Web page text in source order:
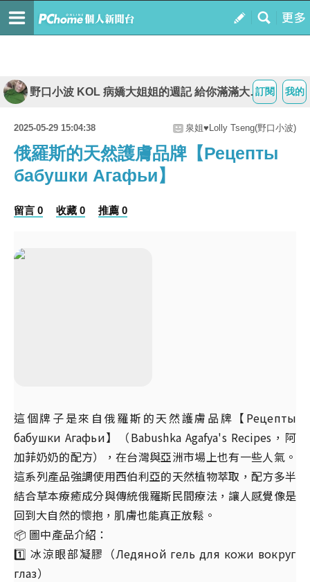
我的
訂閱
野口小波 KOL 病嬌大姐姐的週記 給你滿滿大平台
2025-05-29 15:04:38 泉姐♥Lolly Tseng(野口小波)
俄羅斯的天然護膚品牌【Рецепты
бабушки Агафьи】
留言 0 收藏 0 推薦 0
這個牌子是來自俄羅斯的天然護膚品牌【Рецепты
бабушки Агафьи】（Babushka Agafya's Recipes，阿
加菲奶奶的配方），在台灣與亞洲市場上也有一些人氣。
這系列產品強調使用西伯利亞的天然植物萃取，配方多半
結合草本療癒成分與傳統俄羅斯民間療法，讓人感覺像是
回到大自然的懷抱，肌膚也能真正放鬆。
📦 圖中產品介紹：
1️⃣ 冰涼眼部凝膠（Ледяной гель для кожи вокруг
глаз）